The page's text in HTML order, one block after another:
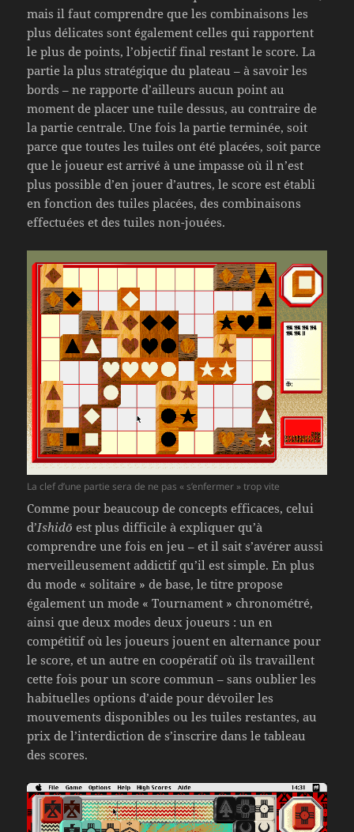
mais il faut comprendre que les combinaisons les
plus délicates sont également celles qui rapportent
le plus de points, l’objectif final restant le score. La
partie la plus stratégique du plateau – à savoir les
bords – ne rapporte d’ailleurs aucun point au
moment de placer une tuile dessus, au contraire de
la partie centrale. Une fois la partie terminée, soit
parce que toutes les tuiles ont été placées, soit parce
que le joueur est arrivé à une impasse où il n’est
plus possible d’en jouer d’autres, le score est établi
en fonction des tuiles placées, des combinaisons
effectuées et des tuiles non-jouées.
La clef d’une partie sera de ne pas « s’enfermer » trop vite
Comme pour beaucoup de concepts efficaces, celui
d’Ishidō est plus difficile à expliquer qu’à
comprendre une fois en jeu – et il sait s’avérer aussi
merveilleusement addictif qu’il est simple. En plus
du mode « solitaire » de base, le titre propose
également un mode « Tournament » chronométré,
ainsi que deux modes deux joueurs : un en
compétitif où les joueurs jouent en alternance pour
le score, et un autre en coopératif où ils travaillent
cette fois pour un score commun – sans oublier les
habituelles options d’aide pour dévoiler les
mouvements disponibles ou les tuiles restantes, au
prix de l’interdiction de s’inscrire dans le tableau
des scores.